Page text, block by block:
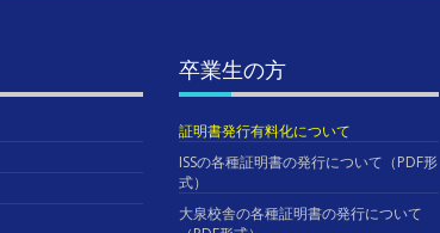
卒業生の方
証明書発行有料化について
ISSの各種証明書の発行について（PDF形
式）
大泉校舎の各種証明書の発行について